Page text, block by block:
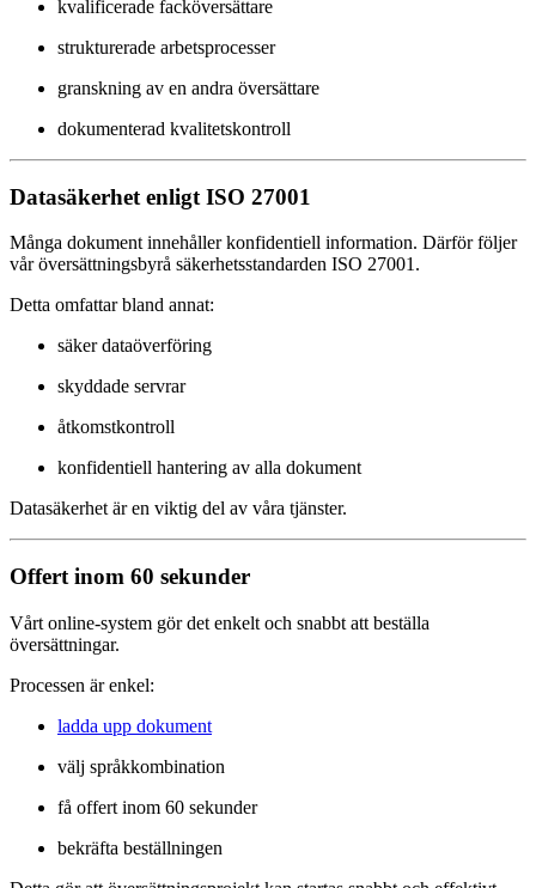
kvalificerade facköversättare
strukturerade arbetsprocesser
granskning av en andra översättare
dokumenterad kvalitetskontroll
Datasäkerhet enligt ISO 27001
Många dokument innehåller konfidentiell information. Därför följer
vår översättningsbyrå säkerhetsstandarden ISO 27001.
Detta omfattar bland annat:
säker dataöverföring
skyddade servrar
åtkomstkontroll
konfidentiell hantering av alla dokument
Datasäkerhet är en viktig del av våra tjänster.
Offert inom 60 sekunder
Vårt online-system gör det enkelt och snabbt att beställa
översättningar.
Processen är enkel:
ladda upp dokument
välj språkkombination
få offert inom 60 sekunder
bekräfta beställningen